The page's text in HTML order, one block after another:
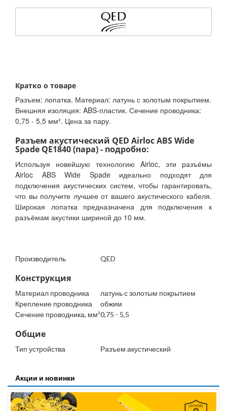
Кратко о товаре
Разъем: лопатка. Материал: латунь с золотым покрытием.
Внешняя изоляция: ABS-пластик. Сечение проводника:
0,75 - 5,5 мм². Цена за пару.
Разъем акустический QED Airloc ABS Wide
Spade QE1840 (пара) - подробно:
Используя новейшую технологию Airloc, эти разъёмы
Airloc ABS Wide Spade идеально подходят для
подключения акустических систем, чтобы гарантировать,
что вы получите лучшее от вашего акустического кабеля.
Широкая лопатка предназначена для подключения к
разъёмам акустики шириной до 10 мм.
Производитель QED
Конструкция
Материал проводника
латунь с золотым покрытием
Крепление проводника
обжим
Сечение проводника, мм²0,75 - 5,5
Общие
Тип устройства Разъем акустический
Акции и новинки